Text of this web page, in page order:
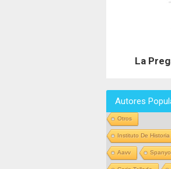
La
Autores
Otros
Instituto De
Aavv